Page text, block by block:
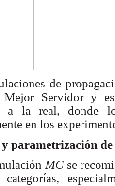
de
Mejor Servidor y
a la real, donde
en los
y parametrización
MC se
categorías,